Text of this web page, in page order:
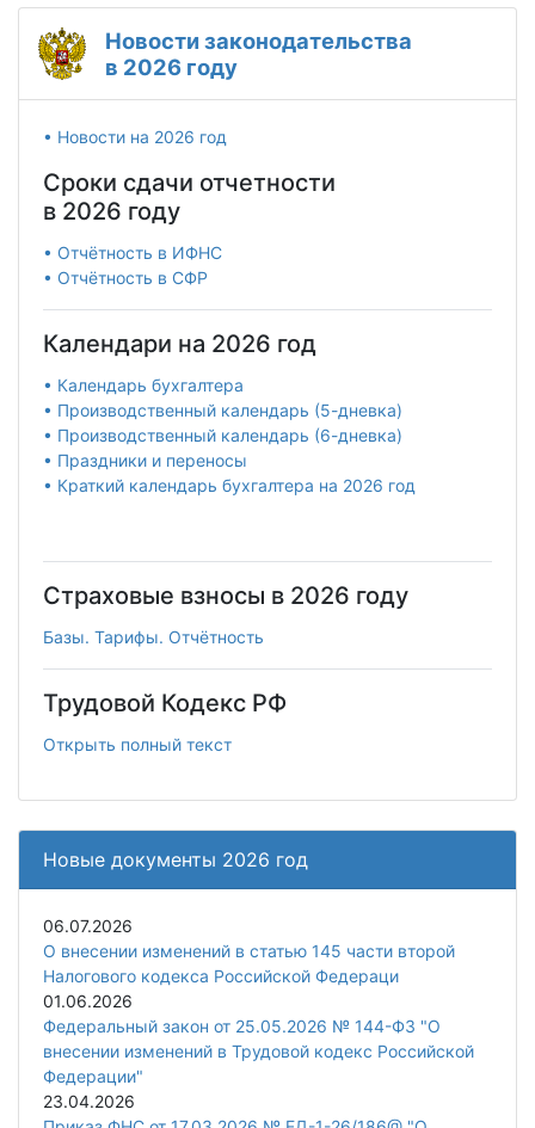
Новости законодательства
в 2026 году
• Новости на 2026 год
Сроки сдачи отчетности
в 2026 году
• Отчётность в ИФНС
• Отчётность в СФР
Календари на 2026 год
• Календарь бухгалтера
• Производственный календарь (5-дневка)
• Производственный календарь (6-дневка)
• Праздники и переносы
• Краткий календарь бухгалтера на 2026 год
Страховые взносы в 2026 году
Базы. Тарифы. Отчётность
Трудовой Кодекс РФ
Открыть полный текст
Новые документы 2026 год
06.07.2026
О внесении изменений в статью 145 части второй
Налогового кодекса Российской Федераци
01.06.2026
Федеральный закон от 25.05.2026 № 144-ФЗ "О
внесении изменений в Трудовой кодекс Российской
Федерации"
23.04.2026